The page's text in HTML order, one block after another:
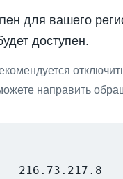
для вашего
доступен.
направить
216.73.217.8